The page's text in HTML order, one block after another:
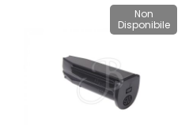
Non
Disponibile